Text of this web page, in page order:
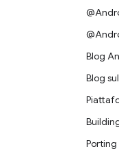
Blog
Blog